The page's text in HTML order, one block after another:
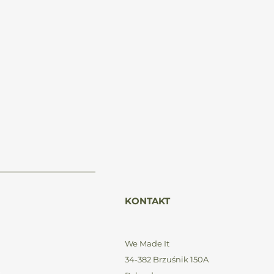
KONTAKT
We Made It
34-382 Brzuśnik 150A